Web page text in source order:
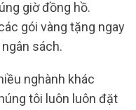
giờ đồng hồ.
gói vàng tặng ngay
sách.
nghành khác
tôi luôn luôn đặt